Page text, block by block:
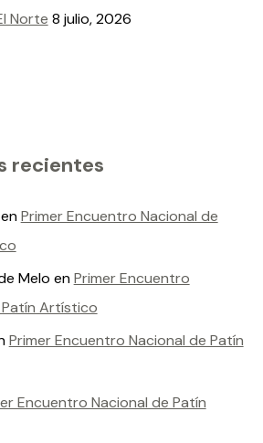
Norte 8 julio, 2026
recientes
enPrimer Encuentro Nacional de
Melo enPrimer Encuentro
Artístico
Primer Encuentro Nacional de Patín
Encuentro Nacional de Patín